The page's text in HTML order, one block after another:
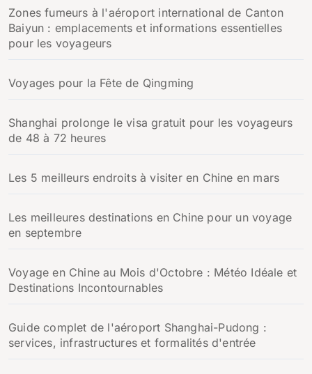
e
r
Zones fumeurs à l'aéroport international de Canton
Baiyun : emplacements et informations essentielles
pour les voyageurs
Voyages pour la Fête de Qingming
Shanghai prolonge le visa gratuit pour les voyageurs
de 48 à 72 heures
Les 5 meilleurs endroits à visiter en Chine en mars
Les meilleures destinations en Chine pour un voyage
en septembre
Voyage en Chine au Mois d'Octobre : Météo Idéale et
Destinations Incontournables
Guide complet de l'aéroport Shanghai-Pudong :
services, infrastructures et formalités d'entrée